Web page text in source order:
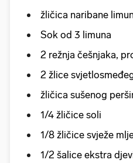
žličica naribane
Sok od 3 limuna
2 režnja češnjaka,
2 žlice
žličica sušenog
1/4 žličice soli
1/8 žličice svježe
1/2 šalice ekstra